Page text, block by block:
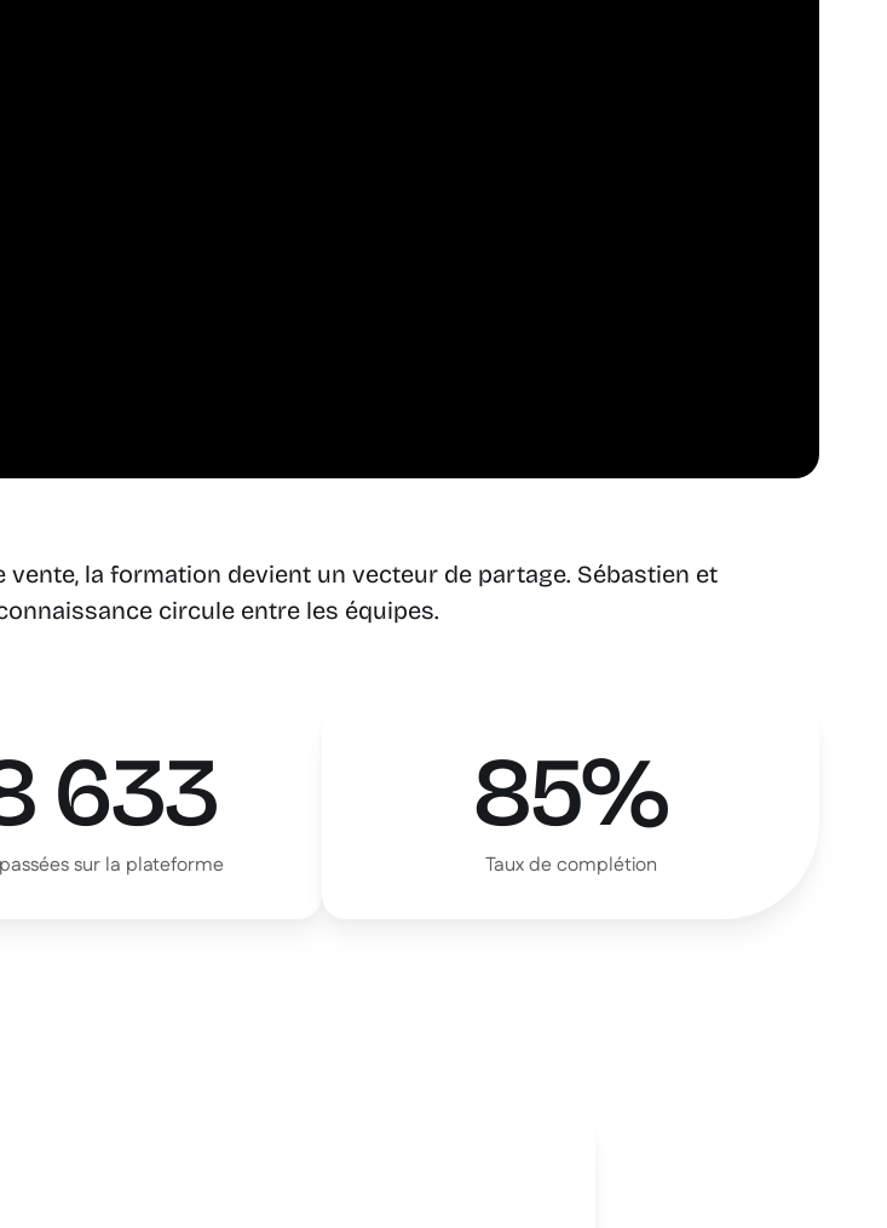
la formation devient un vecteur de partage. Sébastien et
circule entre les équipes.
633
sur la plateforme
85%
Taux de complétion